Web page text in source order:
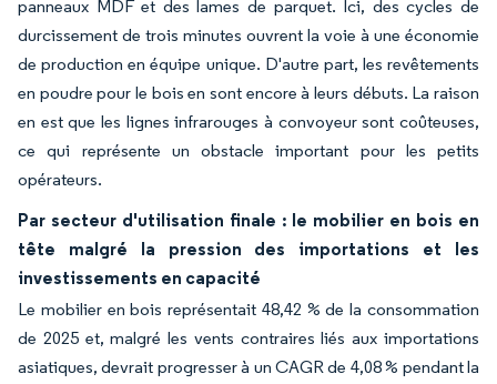
panneaux MDF et des lames de parquet. Ici, des cycles de
durcissement de trois minutes ouvrent la voie à une économie
de production en équipe unique. D'autre part, les revêtements
en poudre pour le bois en sont encore à leurs débuts. La raison
en est que les lignes infrarouges à convoyeur sont coûteuses,
ce qui représente un obstacle important pour les petits
opérateurs.
Par secteur d'utilisation finale : le mobilier en bois en
tête malgré la pression des importations et les
investissements en capacité
Le mobilier en bois représentait 48,42 % de la consommation
de 2025 et, malgré les vents contraires liés aux importations
asiatiques, devrait progresser à un CAGR de 4,08 % pendant la